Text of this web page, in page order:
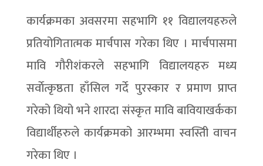
कार्यक्रमका अवसरमा सहभागि ११ विद्यालयहरुले
प्रतियोगितात्मक मार्चपास गरेका थिए । मार्चपासमा
मावि गौरीशंकरले सहभागि विद्यालयहरु मध्य
सर्वाेत्कृष्ठता हाँसिल गर्दे पुरस्कार र प्रमाण प्राप्त
गरेको थियो भने शारदा संस्कृत मावि बावियाखर्कका
विद्यार्थीहरुले कार्यक्रमको आरम्भमा स्वस्तिी वाचन
गरेका थिए ।